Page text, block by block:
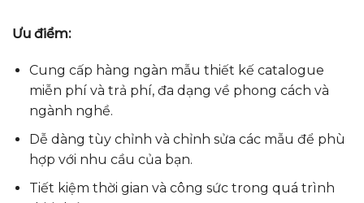
Ưu điểm:
Cung cấp hàng ngàn mẫu thiết kế catalogue
miễn phí và trả phí, đa dạng về phong cách và
ngành nghề.
Dễ dàng tùy chỉnh và chỉnh sửa các mẫu để phù
hợp với nhu cầu của bạn.
Tiết kiệm thời gian và công sức trong quá trình